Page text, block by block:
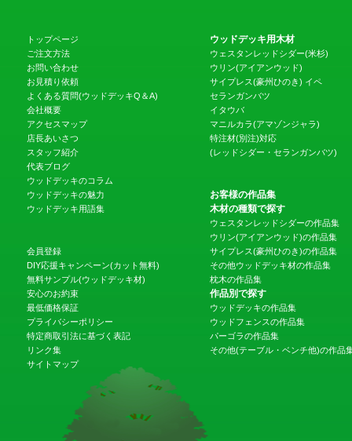
トップページ
ご注文方法
お問い合わせ
お見積り依頼
よくある質問(ウッドデッキQ＆A)
会社概要
アクセスマップ
店長あいさつ
スタッフ紹介
代表ブログ
ウッドデッキのコラム
ウッドデッキの魅力
ウッドデッキ用語集
会員登録
DIY応援キャンペーン(カット無料)
無料サンプル(ウッドデッキ材)
安心のお約束
最低価格保証
プライバシーポリシー
特定商取引法に基づく表記
リンク集
サイトマップ
ウッドデッキ用木材
ウェスタンレッドシダー(米杉)
ウリン(アイアンウッド)
サイプレス(豪州ひのき) イペ
セランガンバツ
イタウバ
マニルカラ(アマゾンジャラ)
特注材(別注)対応
(レッドシダー・セランガンバツ)
お客様の作品集
木材の種類で探す
ウェスタンレッドシダーの作品集
ウリン(アイアンウッド)の作品集
サイプレス(豪州ひのき)の作品集
その他ウッドデッキ材の作品集
枕木の作品集
作品別で探す
ウッドデッキの作品集
ウッドフェンスの作品集
パーゴラの作品集
その他(テーブル・ベンチ他)の作品